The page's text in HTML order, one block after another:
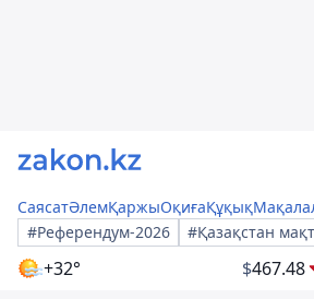
СаясатӘлемҚаржыОқиғаҚұқық
#Референдум-2026
#Қазақстан
+32° $467.48